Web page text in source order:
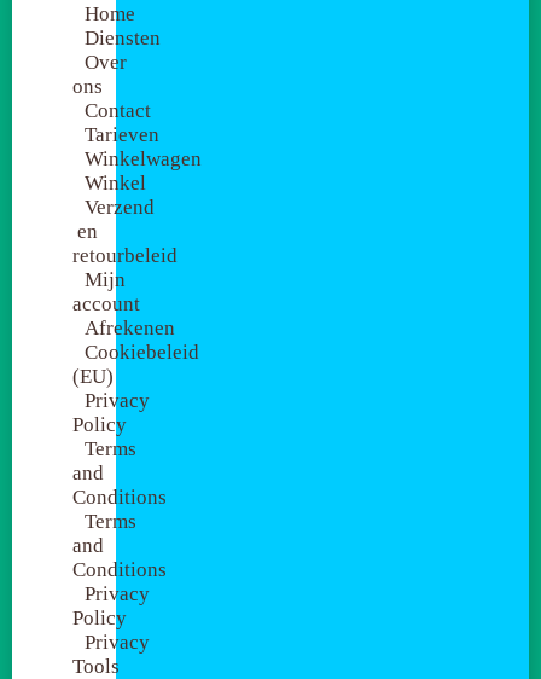
Home
Diensten
Over
ons
Contact
Tarieven
Winkelwagen
Winkel
Verzend
en
retourbeleid
Mijn
account
Afrekenen
Cookiebeleid
(EU)
Privacy
Policy
Terms
and
Conditions
Terms
and
Conditions
Privacy
Policy
Privacy
Tools